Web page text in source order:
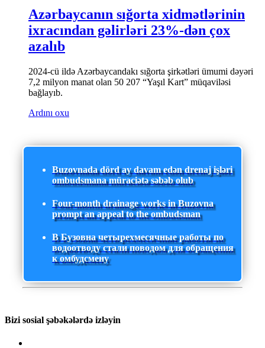
Azərbaycanın sığorta xidmətlərinin
ixracından gəlirləri 23%-dən çox
azalıb
2024-cü ildə Azərbaycandakı sığorta şirkətləri ümumi dəyəri
7,2 milyon manat olan 50 207 “Yaşıl Kart” müqaviləsi
bağlayıb.
Ardını oxu
Buzovnada dörd ay davam edən drenaj işləri
ombudsmana müraciətə səbəb olub
Four-month drainage works in Buzovna
prompt an appeal to the ombudsman
В Бузовна четырехмесячные работы по
водоотводу стали поводом для обращения
к омбудсмену
Bizi sosial şəbəkələrdə izləyin